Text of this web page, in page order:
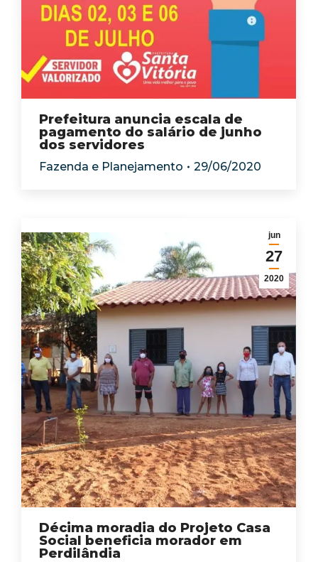
Prefeitura anuncia escala de
pagamento do salário de junho
dos servidores
Fazenda e Planejamento 29/06/2020
jun
27
2020
Décima moradia do Projeto Casa
Social beneficia morador em
Perdilândia